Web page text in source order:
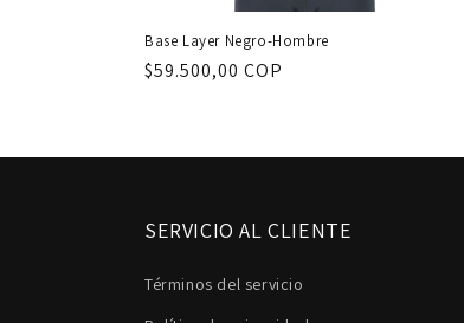
Base Layer Negro-Hombre
Precio
$59.500,00 COP
SERVICIO AL CLIENTE
Términos del servicio